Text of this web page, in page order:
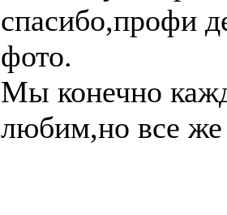
спасибо,профи
фото.
Мы конечно
любим,но все же